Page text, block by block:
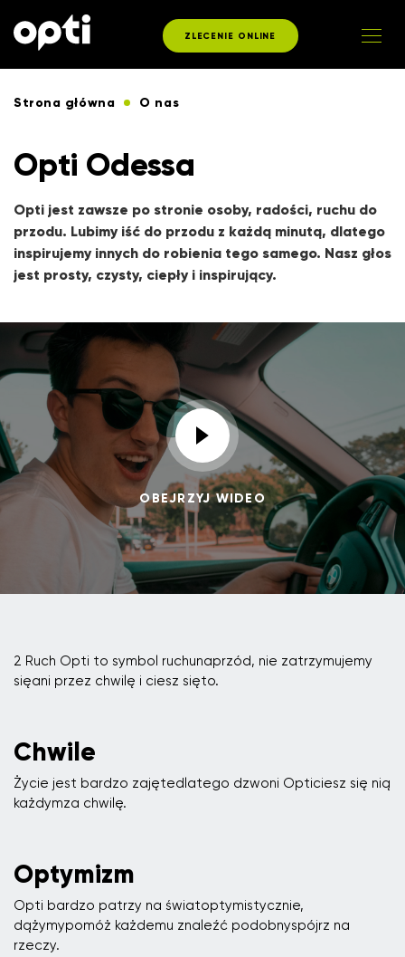
ZLECENIE ONLINE
Strona główna O nas
Opti Odessa
Opti jest zawsze po stronie osoby, radości, ruchu do
przodu. Lubimy iść do przodu z każdą minutą, dlatego
inspirujemy innych do robienia tego samego. Nasz głos
jest prosty, czysty, ciepły i inspirujący.
OBEJRZYJ WIDEO
2 Ruch Opti to symbol ruchunaprzód, nie zatrzymujemy
sięani przez chwilę i ciesz sięto.
Chwile
Życie jest bardzo zajętedlatego dzwoni Opticiesz się nią
każdymza chwilę.
Optymizm
Opti bardzo patrzy na światoptymistycznie,
dążymypomóż każdemu znaleźć podobnyspójrz na
rzeczy.